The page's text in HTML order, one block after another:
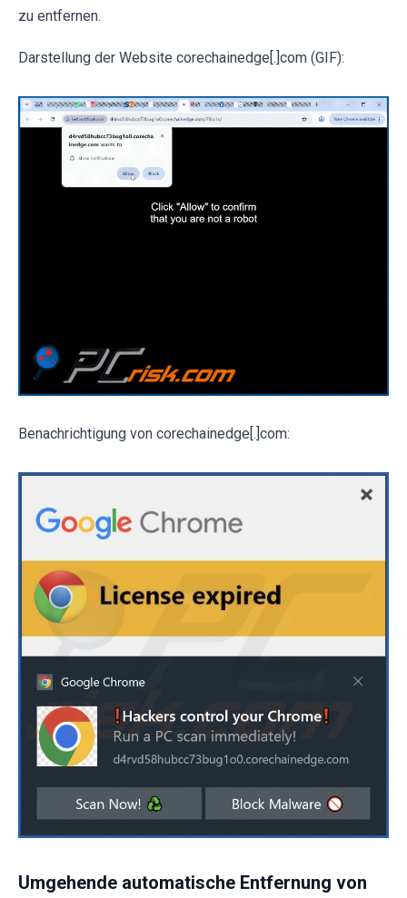
zu entfernen.
Darstellung der Website corechainedge[.]com (GIF):
Benachrichtigung von corechainedge[.]com:
Umgehende automatische Entfernung von